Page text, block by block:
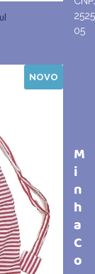
NOVO
05
M
i
n
h
a
C
o